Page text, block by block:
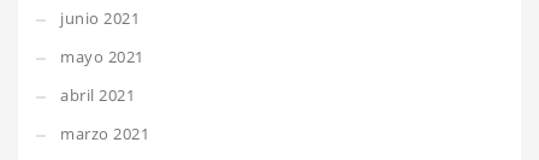
junio 2021
mayo 2021
abril 2021
marzo 2021